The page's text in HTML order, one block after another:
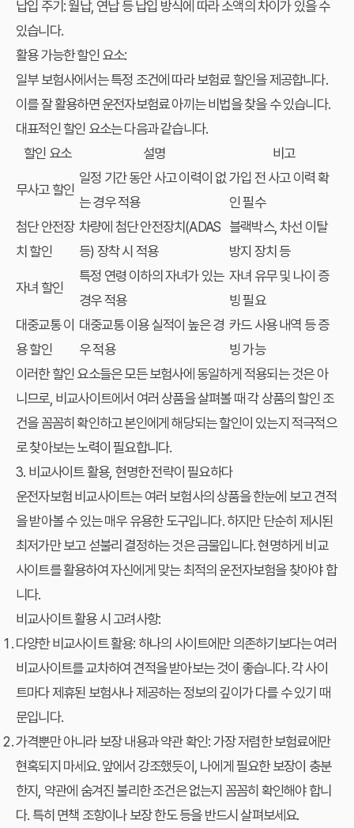
납입 주기: 월납, 연납 등 납입 방식에 따라 소액의 차이가 있을 수
있습니다.
활용 가능한 할인 요소:
일부 보험사에서는 특정 조건에 따라 보험료 할인을 제공합니다.
이를 잘 활용하면운전자보험료 아끼는 비법을 찾을 수 있습니다.
대표적인 할인 요소는 다음과 같습니다.
할인 요소
설명 비고
무사고 할인
일정 기간 동안 사고 이력이 없
는 경우 적용
가입 전 사고 이력 확
인 필수
첨단 안전장
치 할인
차량에 첨단 안전장치(ADAS
등) 장착 시 적용
블랙박스, 차선 이탈
방지 장치 등
자녀 할인
특정 연령 이하의 자녀가 있는
경우 적용
자녀 유무 및 나이 증
빙 필요
대중교통 이
용 할인
대중교통 이용 실적이 높은 경
우 적용
카드 사용 내역 등 증
빙 가능
이러한 할인 요소들은 모든 보험사에 동일하게 적용되는 것은 아
니므로, 비교사이트에서 여러 상품을 살펴볼 때 각 상품의 할인 조
건을 꼼꼼히 확인하고 본인에게 해당되는 할인이 있는지 적극적으
로 찾아보는 노력이 필요합니다.
3. 비교사이트 활용, 현명한 전략이 필요하다
운전자보험 비교사이트는 여러 보험사의 상품을 한눈에 보고 견적
을 받아볼 수 있는 매우 유용한 도구입니다. 하지만 단순히 제시된
최저가만 보고 섣불리 결정하는 것은 금물입니다. 현명하게 비교
사이트를 활용하여 자신에게 맞는 최적의 운전자보험을 찾아야 합
니다.
비교사이트 활용 시 고려사항:
다양한 비교사이트 활용: 하나의 사이트에만 의존하기보다는 여러
비교사이트를 교차하여 견적을 받아보는 것이 좋습니다. 각 사이
트마다 제휴된 보험사나 제공하는 정보의 깊이가 다를 수 있기 때
문입니다.
가격뿐만 아니라 보장 내용과 약관 확인:가장 저렴한 보험료에만
현혹되지 마세요. 앞에서 강조했듯이, 나에게 필요한 보장이 충분
한지, 약관에 숨겨진 불리한 조건은 없는지 꼼꼼히 확인해야 합니
다. 특히 면책 조항이나 보장 한도 등을 반드시 살펴보세요.